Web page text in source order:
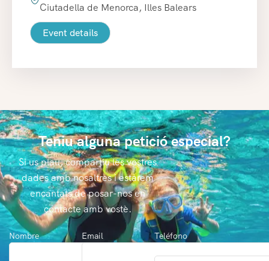
Ciutadella de Menorca, Illes Balears
Event details
Teniu alguna petició especial?
Si us plau, compartiu les vostres
dades amb nosaltres i estarem
encantats de posar-nos en
contacte amb vostè.
Nombre Email
Teléfono